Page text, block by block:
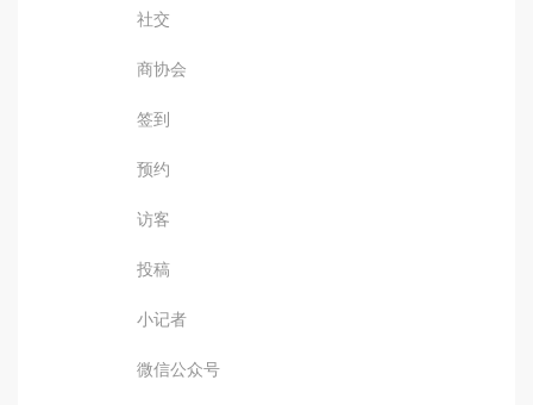
社交
商协会
签到
预约
访客
投稿
小记者
微信公众号